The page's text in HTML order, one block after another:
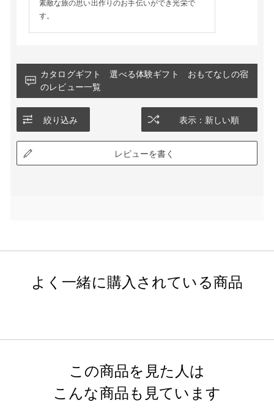
素敵な旅の思い出作りのお手伝いができ光栄で
す。
カタログギフト 選べる体験ギフト おもてなしの宿
のレビュー一覧
絞り込み 表示：新しい順
レビューを書く
よく一緒に購入されている商品
この商品を見た人は
こんな商品も見ています